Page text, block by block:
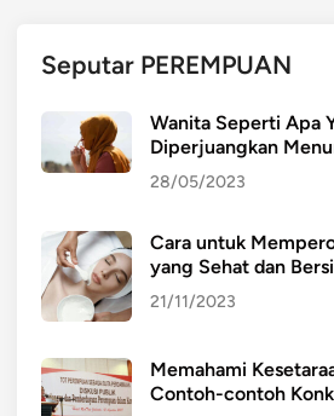
E
o
n
i
u
Seputar PEREMPUAN
Wanita Seperti Apa
Diperjuangkan
28/05/2023
Cara untuk
yang Sehat dan
21/11/2023
Memahami
Contoh-contoh